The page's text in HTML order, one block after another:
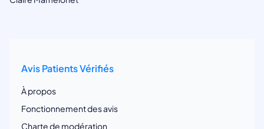
Avis Patients Vérifiés
À propos
Fonctionnement des avis
Charte de modération